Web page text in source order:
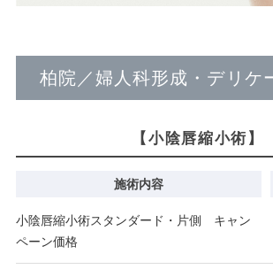
柏院／婦人科形成・デリケ
【小陰唇縮小術】
施術内容
小陰唇縮小術スタンダード・片側 キャン
ペーン価格